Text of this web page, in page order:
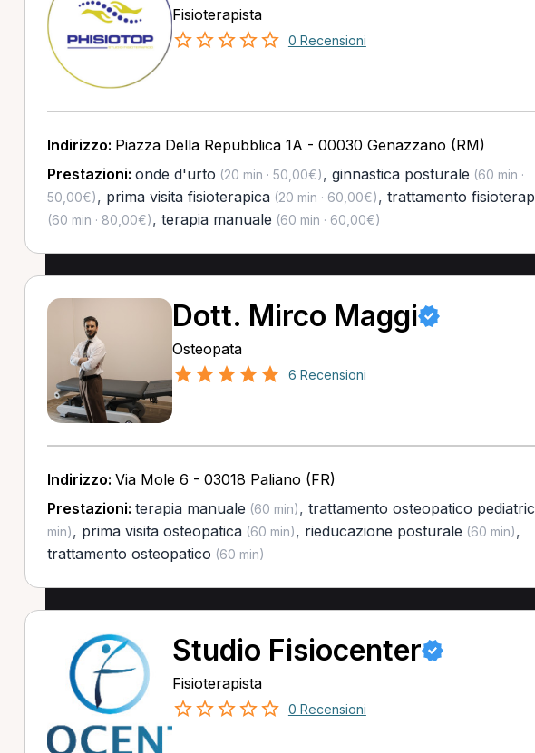
Fisioterapista
0 Recensioni
Indirizzo: Piazza Della Repubblica 1A - 00030 Genazzano (RM)
Prestazioni: onde d'urto (20 min · 50,00€), ginnastica posturale (60 min ·
50,00€), prima visita fisioterapica(20 min · 60,00€), trattamento
(60 min · 80,00€), terapia manuale (60 min · 60,00€)
Dott. Mirco Maggi
Osteopata
6 Recensioni
Indirizzo: Via Mole 6 - 03018 Paliano (FR)
Prestazioni: terapia manuale (60 min), trattamento osteopatico
min), prima visita osteopatica(60 min), rieducazione posturale (60 min),
trattamento osteopatico (60 min)
Studio Fisiocenter
Fisioterapista
0 Recensioni